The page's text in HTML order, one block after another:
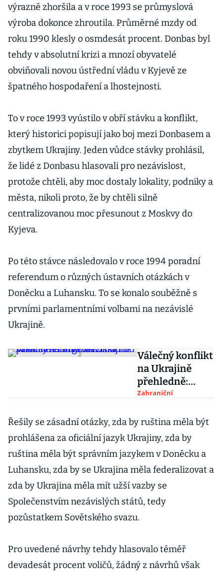
výrazně zhoršila a v roce 1993 se průmyslová
výroba dokonce zhroutila. Průměrné mzdy od
roku 1990 klesly o osmdesát procent. Donbas byl
tehdy v absolutní krizi a mnozí obyvatelé
obviňovali novou ústřední vládu v Kyjevě ze
špatného hospodaření a lhostejnosti.
To v roce 1993 vyústilo v obří stávku a konflikt,
který historici popisují jako boj mezi Donbasem a
zbytkem Ukrajiny. Jeden vůdce stávky prohlásil,
že lidé z Donbasu hlasovali pro nezávislost,
protože chtěli, aby moc dostaly lokality, podniky a
města, nikoli proto, že by chtěli silně
centralizovanou moc přesunout z Moskvy do
Kyjeva.
Po této stávce následovalo v roce 1994 poradní
referendum o různých ústavních otázkách v
Doněcku a Luhansku. To se konalo souběžně s
prvními parlamentními volbami na nezávislé
Ukrajině.
Válečný konflikt
na Ukrajině
přehledně:
invaze Ruska
energetiku i
obchod
Zahraniční
Řešily se zásadní otázky, zda by ruština měla být
prohlášena za oficiální jazyk Ukrajiny, zda by
ruština měla být správním jazykem v Doněcku a
Luhansku, zda by se Ukrajina měla federalizovat a
zda by Ukrajina měla mít užší vazby se
Společenstvím nezávislých států, tedy
pozůstatkem Sovětského svazu.
Pro uvedené návrhy tehdy hlasovalo téměř
devadesát procent voličů, žádný z návrhů však